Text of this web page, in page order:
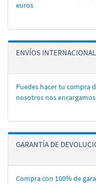
euros
ENVÍOS
Puedes hacer tu compra
nosotros nos
GARANTÍA DE
Compra con 100% de